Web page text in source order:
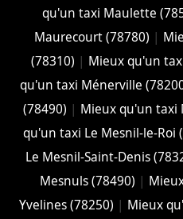
qu'un taxi Maulette
Maurecourt (78780) |
(78310) | Mieux qu'un
qu'un taxi Ménerville
(78490) | Mieux qu'un taxi
qu'un taxi Le Mesnil-le-Roi
Le Mesnil-Saint-Denis
Mesnuls (78490) |
Yvelines (78250) | Mieux